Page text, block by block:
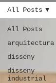
All Posts
arquitectura
disseny
disseny
industrial
All Posts